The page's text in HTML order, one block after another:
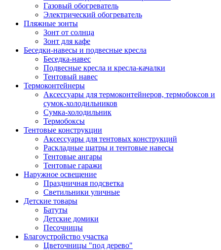
Газовый обогреватель
Электрический обогреватель
Пляжные зонты
Зонт от солнца
Зонт для кафе
Беседки-навесы и подвесные кресла
Беседка-навес
Подвесные кресла и кресла-качалки
Тентовый навес
Термоконтейнеры
Аксессуары для термоконтейнеров, термобоксов и
сумок-холодильников
Сумка-холодильник
Термобоксы
Тентовые конструкции
Аксессуары для тентовых конструкций
Раскладные шатры и тентовые навесы
Тентовые ангары
Тентовые гаражи
Наружное освещение
Праздничная подсветка
Светильники уличные
Детские товары
Батуты
Детские домики
Песочницы
Благоустройство участка
Цветочницы "под дерево"